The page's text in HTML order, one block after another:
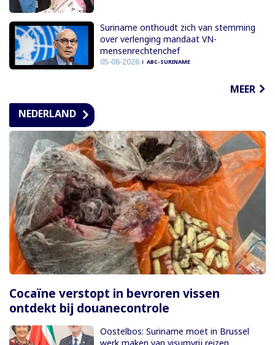
Suriname onthoudt zich van stemming
over verlenging mandaat VN-
mensenrechtenchef
05-08-2026 ABC-SURINAME
MEER
NEDERLAND
Cocaïne verstopt in bevroren vissen
ontdekt bij douanecontrole
Oostelbos: Suriname moet in Brussel